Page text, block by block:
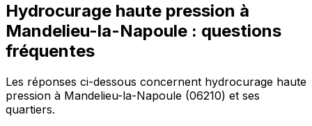
Hydrocurage haute pression à
Mandelieu-la-Napoule : questions
fréquentes
Les réponses ci-dessous concernent hydrocurage haute
pression à Mandelieu-la-Napoule (06210) et ses
quartiers.